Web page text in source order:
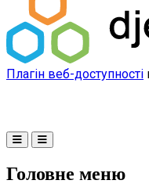
Плагін веб-доступності
Головне меню